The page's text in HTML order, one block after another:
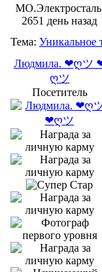
2651 день назад
Тема: Уникальное
Людмила. ❤ღツ
ღツ
Посетитель